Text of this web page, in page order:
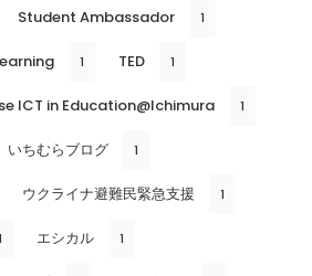
Student Ambassador 1
1 TED 1
ICT in Education@Ichimura 1
いちむらブログ 1
ウクライナ避難民緊急支援 1
エシカル 1